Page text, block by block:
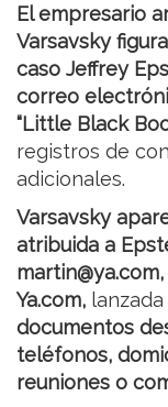
El empresario
Varsavsky
caso Jeffrey
correo
“Little Black
registros de
adicionales.
Varsavsky
atribuida a
Ya.com,
documentos
teléfonos,
reuniones o